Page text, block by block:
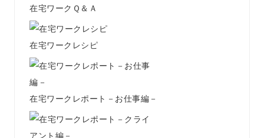
在宅ワークＱ＆Ａ
在宅ワークレシピ
在宅ワークレポート－お仕事編－